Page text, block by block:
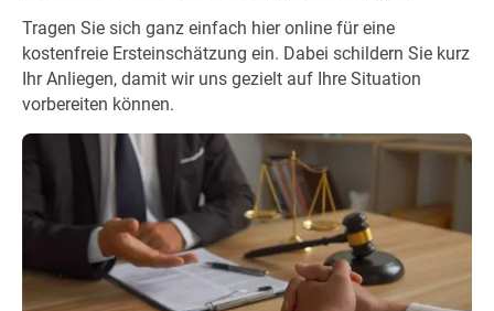
Tragen Sie sich ganz einfach hier online für eine
kostenfreie Ersteinschätzung ein. Dabei schildern Sie kurz
Ihr Anliegen, damit wir uns gezielt auf Ihre Situation
vorbereiten können.